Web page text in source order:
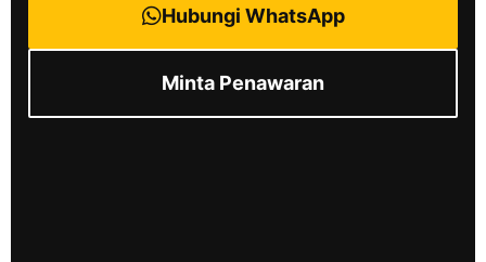
Hubungi WhatsApp
Minta Penawaran